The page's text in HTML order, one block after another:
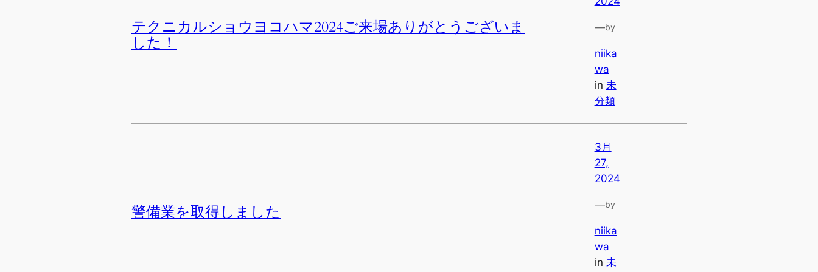
テクニカルショウヨコハマ2024ご来場ありがとうございま
した！
—by
niika
wa
in 未
分類
警備業を取得しました
3月
27,
2024
—by
niika
wa
in 未